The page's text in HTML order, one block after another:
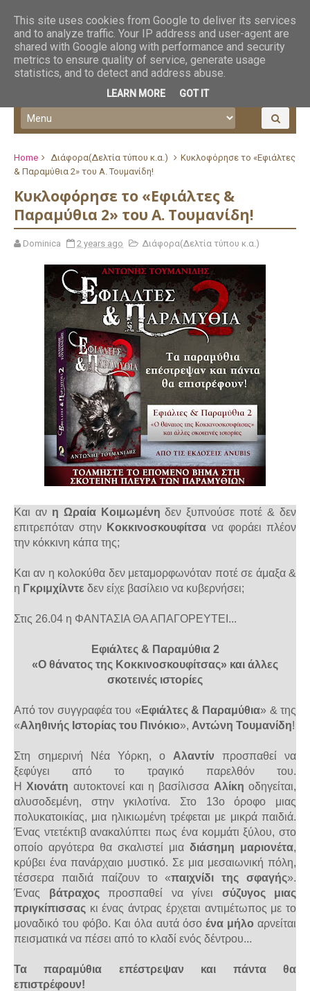
Home Διάφορα(Δελτία τύπου κ.α.)
Κυκλοφόρησε το «Εφιάλτες
& Παραμύθια 2» του Α. Τουμανίδη!
Κυκλοφόρησε το «Εφιάλτες &
Παραμύθια 2» του Α. Τουμανίδη!
Dominica 2 years ago Διάφορα(Δελτία τύπου κ.α.)
Και αν η Ωραία Κοιμωμένη δεν ξυπνούσε ποτέ & δεν
επιτρεπόταν στην Κοκκινοσκουφίτσα να φοράει πλέον
την κόκκινη κάπα της;
Και αν η κολοκύθα δεν μεταμορφωνόταν ποτέ σε άμαξα &
η Γκριμχίλντε δεν είχε βασίλειο να κυβερνήσει;
Στις 26.04 η ΦΑΝΤΑΣΙΑ ΘΑ ΑΠΑΓΟΡΕΥΤΕΙ...
Εφιάλτες & Παραμύθια 2
«Ο θάνατος της Κοκκινοσκουφίτσας» και άλλες
σκοτεινές ιστορίες
Από τον συγγραφέα του « Εφιάλτες & Παραμύθια» & της
«Αληθινής Ιστορίας του Πινόκιο», Αντώνη Τουμανίδη!
Στη σημερινή Νέα Υόρκη, ο Αλαντίν προσπαθεί να
ξεφύγει από το τραγικό παρελθόν του.
ΗΧιονάτη αυτοκτονεί και η βασίλισσα Αλίκη οδηγείται,
αλυσοδεμένη, στην γκιλοτίνα. Στο 13ο όροφο μιας
πολυκατοικίας, μια ηλικιωμένη τρέφεται με μικρά παιδιά.
Ένας ντετέκτιβ ανακαλύπτει πως ένα κομμάτι ξύλου, στο
οποίο αργότερα θα σκαλιστεί μια διάσημη μαριονέτα,
κρύβει ένα πανάρχαιο μυστικό. Σε μια μεσαιωνική πόλη,
τέσσερα παιδιά παίζουν το «παιχνίδι της σφαγής».
Ένας βάτραχος προσπαθεί να γίνει σύζυγος μιας
πριγκίπισσας κι ένας άντρας έρχεται αντιμέτωπος με το
μοναδικό του φόβο. Και όλα αυτά όσο ένα μήλο αρνείται
πεισματικά να πέσει από το κλαδί ενός δέντρου...
Τα παραμύθια επέστρεψαν και πάντα θα
επιστρέφουν!
This site uses cookies from Google to deliver its services
and to analyze traffic. Your IP address and user-agent are
shared with Google along with performance and security
metrics to ensure quality of service, generate usage
statistics, and to detect and address abuse.
LEARN MORE GOT IT